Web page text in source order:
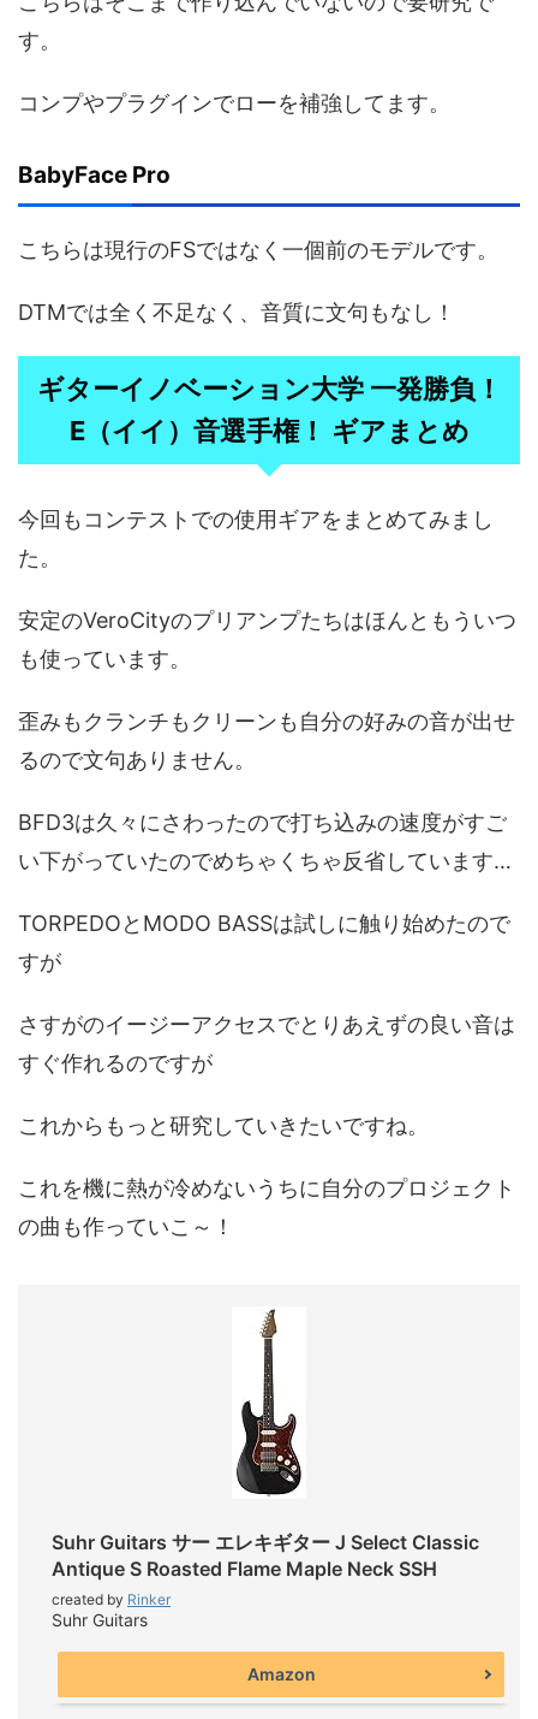
す。
コンプやプラグインでローを補強してます。
BabyFace Pro
こちらは現行のFSではなく一個前のモデルです。
DTMでは全く不足なく、音質に文句もなし！
ギターイノベーション大学 一発勝負！
E（イイ）音選手権！ ギアまとめ
今回もコンテストでの使用ギアをまとめてみまし
た。
安定のVeroCityのプリアンプたちはほんともういつ
も使っています。
歪みもクランチもクリーンも自分の好みの音が出せ
るので文句ありません。
BFD3は久々にさわったので打ち込みの速度がすご
い下がっていたのでめちゃくちゃ反省しています…
TORPEDOとMODO BASSは試しに触り始めたので
すが
さすがのイージーアクセスでとりあえずの良い音は
すぐ作れるのですが
これからもっと研究していきたいですね。
これを機に熱が冷めないうちに自分のプロジェクト
の曲も作っていこ～！
Suhr Guitars サー エレキギター J Select Classic
Antique S Roasted Flame Maple Neck SSH
created by Rinker
Suhr Guitars
Amazon